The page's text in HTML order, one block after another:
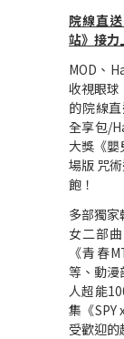
院線直
站》接力
MOD 、
收視眼球
的院線
全享包/
大獎《嬰
場版 咒術
飽！
多部獨
女二部
《青春
等 、 動漫
人超能
集《SPY
受歡迎的